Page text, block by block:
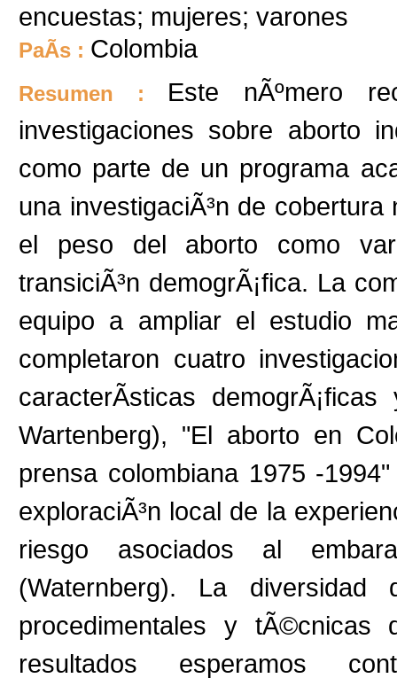
encuestas; mujeres; varones
PaÃ­s : Colombia
Resumen : Este nÃºmero
investigaciones sobre aborto
como parte de un programa
una investigaciÃ³n de
el peso del aborto como
transiciÃ³n demogrÃ¡fica. La
equipo a ampliar el estudio
completaron cuatro
caracterÃ­sticas
Wartenberg), "El aborto en
prensa colombiana 1975 -
exploraciÃ³n local de la
riesgo asociados al
(Waternberg). La diversidad
procedimentales y tÃ©cnicas
resultados esperamos